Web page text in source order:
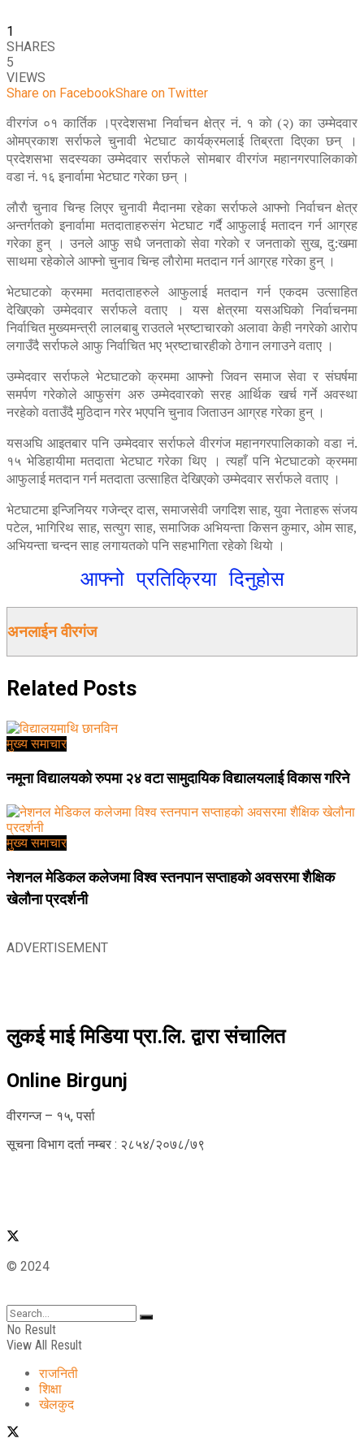
1
SHARES
5
VIEWS
Share on FacebookShare on Twitter
वीरगंज ०१ कार्तिक ।प्रदेशसभा निर्वाचन क्षेत्र नं. १ काे (२) का उम्मेदवार
ओमप्रकाश सर्राफले चुनावी भेटघाट कार्यक्रमलाई तिब्रता दिएका छन् ।
प्रदेशसभा सदस्यका उम्मेदवार सर्राफले साेमबार वीरगंज महानगरपालिकाकाे
वडा नं. १६ इनार्वामा भेटघाट गरेका छन् ।
लाैराै चुनाव चिन्ह लिएर चुनावी मैदानमा रहेका सर्राफले आफ्नाे निर्वाचन क्षेत्र
अन्तर्गतकाे इनार्वामा मतदाताहरुसंग भेटघाट गर्दै आफुलाई मतादन गर्न आग्रह
गरेका हुन् । उनले आफु सधै जनताकाे सेवा गरेकाे र जनताकाे सुख, दु:खमा
साथमा रहेकाेले आफ्नाे चुनाव चिन्ह लाैराेमा मतदान गर्न आग्रह गरेका हुन् ।
भेटघाटकाे क्रममा मतदाताहरुले आफुलाई मतदान गर्न एकदम उत्साहित
देखिएकाे उम्मेदवार सर्राफले वताए । यस क्षेत्रमा यसअघिकाे निर्वाचनमा
निर्वाचित मुख्यमन्त्री लालबाबु राउतले भ्रष्टाचारकाे अलावा केही नगरेकाे आराेप
लगाउँदै सर्राफले आफु निर्वाचित भए भ्रष्टाचारहीकाे ठेगान लगाउने वताए ।
उम्मेदवार सर्राफले भेटघाटकाे क्रममा आफ्नाे जिवन समाज सेवा र संघर्षमा
समर्पण गरेकाेले आफुसंग अरु उम्मेदवारकाे सरह आर्थिक खर्च गर्ने अवस्था
नरहेकाे वताउँदै मुठिदान गरेर भएपनि चुनाव जिताउन आग्रह गरेका हुन् ।
यसअघि आइतबार पनि उम्मेदवार सर्राफले वीरगंज महानगरपालिकाकाे वडा नं.
१५ भेडिहायीमा मतदाता भेटघाट गरेका थिए । त्यहाँ पनि भेटघाटकाे क्रममा
आफुलाई मतदान गर्न मतदाता उत्साहित देखिएकाे उम्मेदवार सर्राफले वताए ।
भेटघाटमा इन्जिनियर गजेन्द्र दास, समाजसेवी जगदिश साह, युवा नेताहरू संजय
पटेल, भागिरिथ साह, सत्युग साह, समाजिक अभियन्ता किसन कुमार, ओम साह,
अभियन्ता चन्दन साह लगायतकाे पनि सहभागिता रहेकाे थियाे ।
आफ्नो प्रतिक्रिया दिनुहोस
अनलाईन वीरगंज
Related Posts
मुख्य समाचार
नमूना विद्यालयको रुपमा २४ वटा सामुदायिक विद्यालयलाई विकास गरिने
मुख्य समाचार
नेशनल मेडिकल कलेजमा विश्व स्तनपान सप्ताहको अवसरमा शैक्षिक
खेलौना प्रदर्शनी
ADVERTISEMENT
लुकई माई मिडिया प्रा.लि. द्वारा संचालित
Online Birgunj
वीरगन्ज – १५, पर्सा
सूचना विभाग दर्ता नम्बर : २८५४/२०७८/७९
© 2024
No Result
View All Result
राजनिती
शिक्षा
खेलकुद